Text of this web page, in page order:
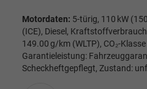
Motordaten: 5-türig, 110 kW
(ICE), Diesel,
149.00 g/km (WLTP), CO₂-
Garantieleistung:
Scheckheftgepflegt, Zustand: